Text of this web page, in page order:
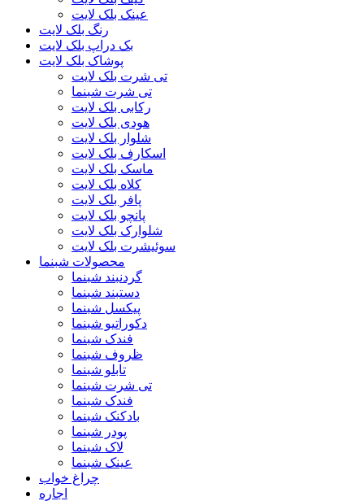
عینک بلک لایت
رنگ بلک لایت
بک دراپ بلک لایت
پوشاک بلک لایت
تی شرت بلک لایت
تی شرت شبنما
رکابی بلک لایت
هودی بلک لایت
شلوار بلک لایت
اسکارف بلک لایت
ماسک بلک لایت
کلاه بلک لایت
پافر بلک لایت
پانچو بلک لایت
شلوارک بلک لایت
سوئیشرت بلک لایت
محصولات شبنما
گردنبند شبنما
دستبند شبنما
پیکسل شبنما
دکوراتیو شبنما
فندک شبنما
ظروف شبنما
تابلو شبنما
تی شرت شبنما
فندک شبنما
بادکنک شبنما
پودر شبنما
لاک شبنما
عینک شبنما
چراغ خواب
اجاره